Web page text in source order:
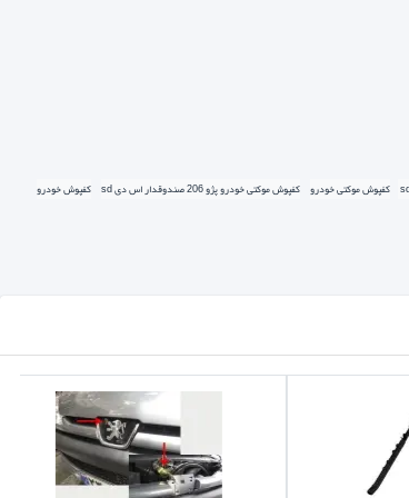
کفپوش موکتی خودرو کفپوش موکتی خودرو پژو 206 صندوقدار اس دی sd
کفپوش خودرو